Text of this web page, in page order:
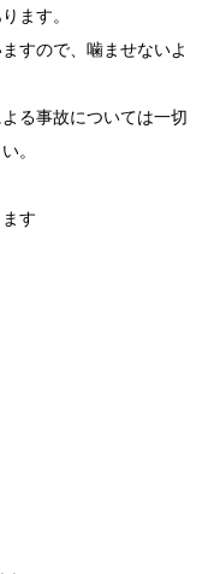
ます。
すので、噛ませないよ
る事故については一切
。
す